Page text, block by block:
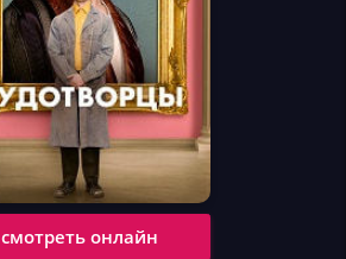
смотреть онлайн